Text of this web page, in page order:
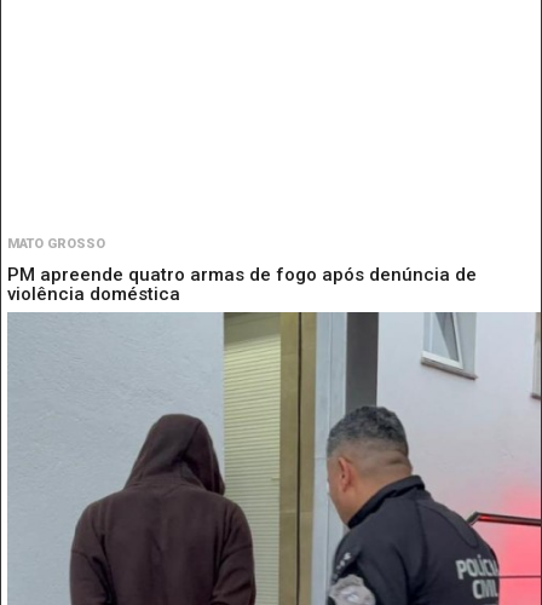
MATO GROSSO
PM apreende quatro armas de fogo após denúncia de
violência doméstica